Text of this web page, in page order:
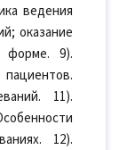
ведения
оказание
форме. 9).
11).
12).